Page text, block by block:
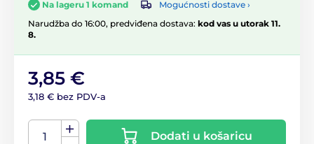
Na lageru 1 komand
Mogućnosti dostave ›
Narudžba do 16:00, predviđena dostava: kod vas u utorak 11.
8.
3,85 €
3,18 € bez PDV-a
Dodati u košaricu